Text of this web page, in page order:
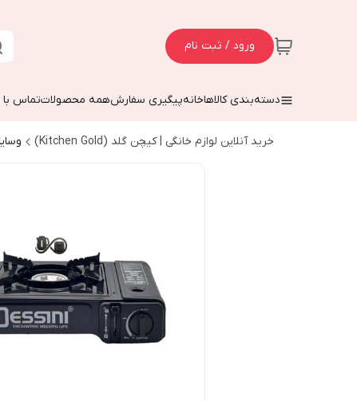
ورود / ثبت نام
دسته‌بندی کالاهاخانهپیگیری سفارشهمه محصولاتتماس با
خرید آنلاین لوازم خانگی | کیچن گلد (Kitchen Gold)